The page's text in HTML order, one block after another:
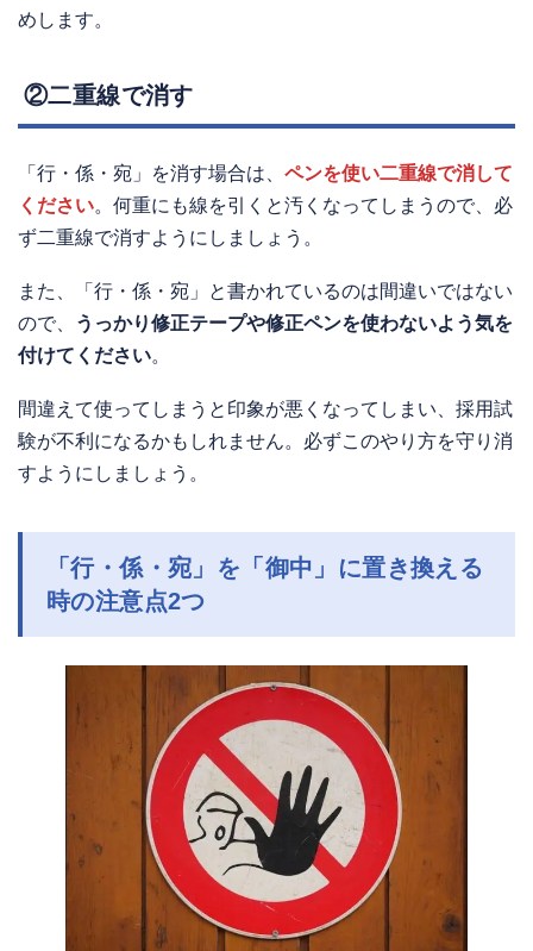
めします。
②二重線で消す
「行・係・宛」を消す場合は、 ペンを使い二重線で消して
ください。何重にも線を引くと汚くなってしまうので、必
ず二重線で消すようにしましょう。
また、「行・係・宛」と書かれているのは間違いではない
ので、
うっかり修正テープや修正ペンを使わないよう気を
付けてください。
間違えて使ってしまうと印象が悪くなってしまい、採用試
験が不利になるかもしれません。必ずこのやり方を守り消
すようにしましょう。
「行・係・宛」を「御中」に置き換える
時の注意点2つ